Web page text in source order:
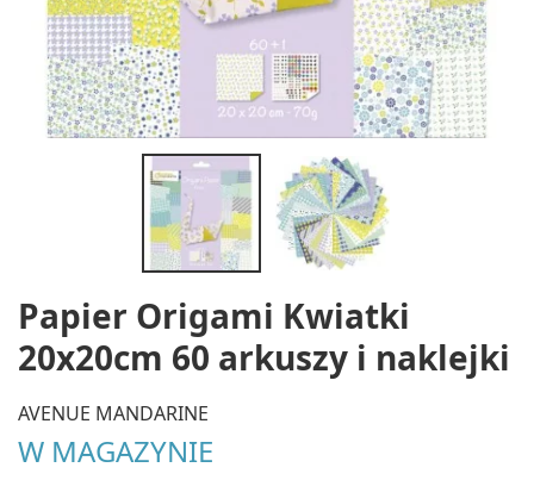
Papier Origami Kwiatki
20x20cm 60 arkuszy i naklejki
AVENUE MANDARINE
W MAGAZYNIE